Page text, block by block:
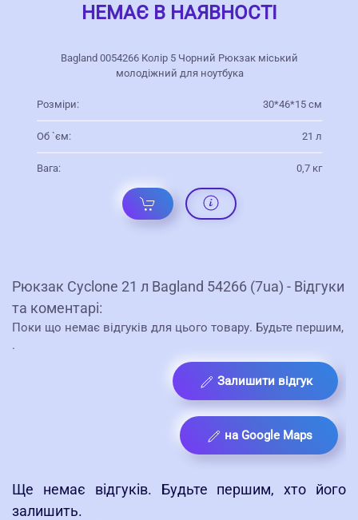
НЕМАЄ В НАЯВНОСТІ
Bagland 0054266 Колір 5 Чорний Рюкзак міський
молодіжний для ноутбука
Розміри: 30*46*15 см
Об `єм: 21 л
Вага: 0,7 кг
Рюкзак Cyclone 21 л Bagland 54266 (7ua) - Відгуки
та коментарі:
Поки що немає відгуків для цього товару. Будьте першим,
.
Залишити відгук
на Google Maps
Ще немає відгуків. Будьте першим, хто його
залишить.